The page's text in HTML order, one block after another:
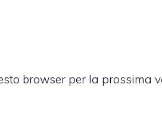
browser per la prossima